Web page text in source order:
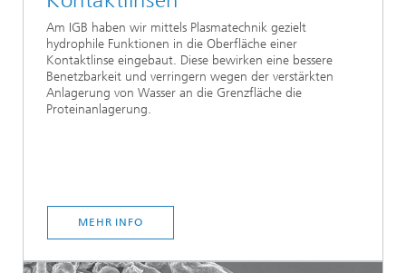
Am IGB haben wir mittels Plasmatechnik gezielt
hydrophile Funktionen in die Oberfläche einer
Kontaktlinse eingebaut. Diese bewirken eine bessere
Benetzbarkeit und verringern wegen der verstärkten
Anlagerung von Wasser an die Grenzfläche die
Proteinanlagerung.
MEHR INFO